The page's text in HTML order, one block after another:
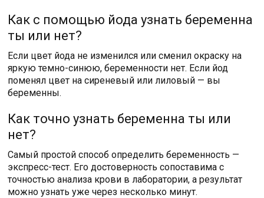
Как с помощью йода узнать беременна
ты или нет?
Если цвет йода не изменился или сменил окраску на
яркую темно-синюю, беременности нет. Если йод
поменял цвет на сиреневый или лиловый — вы
беременны.
Как точно узнать беременна ты или
нет?
Самый простой способ определить беременность —
экспресс-тест. Его достоверность сопоставима с
точностью анализа крови в лаборатории, а результат
можно узнать уже через несколько минут.